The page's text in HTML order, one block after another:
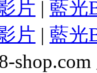
片 | 藍光
片 | 藍光